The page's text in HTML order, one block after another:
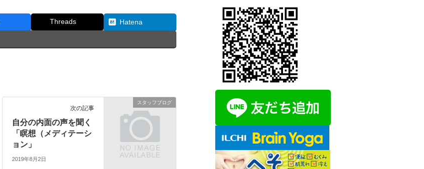
Threads Hatena
スタッフブログ
次の記事
自分の内面の声を聞く
「瞑想（メディテーシ
ョン」
2019年8月2日